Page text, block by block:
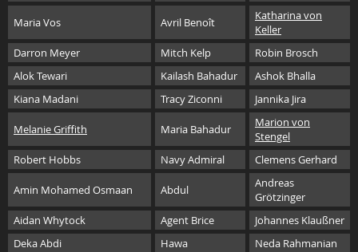
Maria Vos Avril Benoît
Katharina von
Keller
Darron Meyer
Mitch Kelp
Robin Brosch
Alok Tewari
Kailash Bahadur
Ashok Bhalla
Kiana Madani
Tracy Ziconni Jannika Jira
Melanie Griffith Maria Bahadur
Marion von
Stengel
Robert Hobbs
Navy Admiral Clemens Gerhard
Amin Mohamed Osmaan Abdul
Andreas
Grötzinger
Aidan Whytock
Agent Brice
Johannes Klaußner
Deka Abdi
Hawa
Neda Rahmanian